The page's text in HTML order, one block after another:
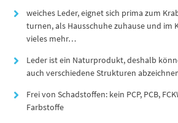
weiches Leder, eignet sich prima zum
turnen, als Hausschuhe zuhause und im
vieles mehr…
Leder ist ein Naturprodukt, deshalb
auch verschiedene Strukturen
Frei von Schadstoffen: kein PCP, PCB,
Farbstoffe